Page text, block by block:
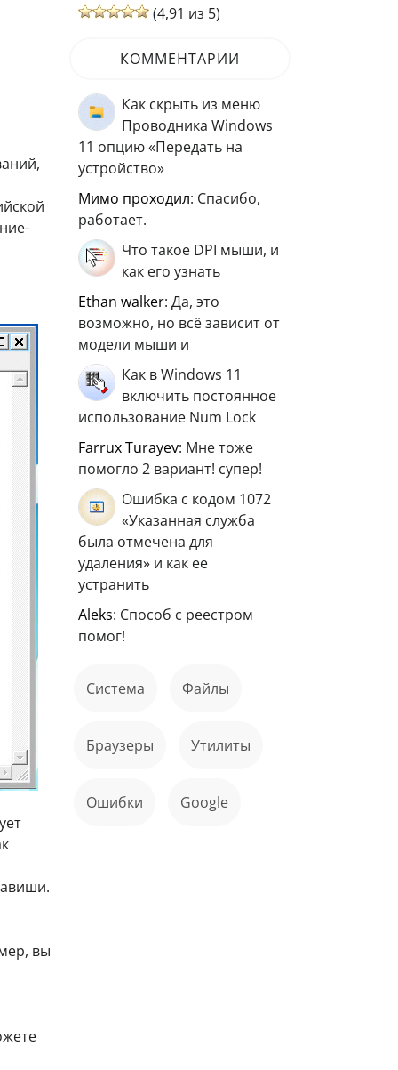
вы
(4,91 из 5)
КОММЕНТАРИИ
Как скрыть из меню
Проводника Windows
11 опцию «Передать на
устройство»
мимо проходил: Спасибо,
работает.
Что такое DPI мыши, и
как его узнать
ethan walker: Да, это
возможно, но всё зависит от
модели мыши и
Как в Windows 11
включить постоянное
использование Num Lock
Farrux Turayev: Мне тоже
помогло 2 вариант! супер!
Ошибка с кодом 1072
«Указанная служба
была отмечена для
удаления» и как ее
устранить
aleks: Способ с реестром
помог!
Система файлы
Браузеры Утилиты
ошибки Google